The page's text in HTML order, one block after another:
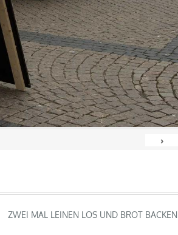
›
ZWEI MAL LEINEN LOS UND BROT BACKEN